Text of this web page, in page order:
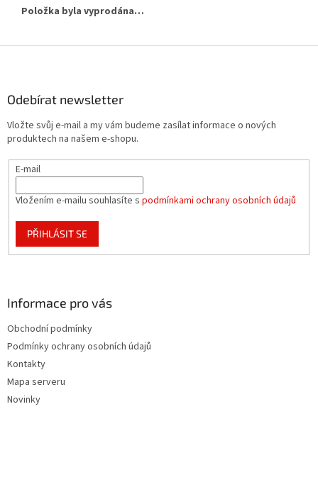
Položka byla vyprodána…
Odebírat newsletter
Vložte svůj e-mail a my vám budeme zasílat informace o nových
produktech na našem e-shopu.
E-mail
Vložením e-mailu souhlasíte s podmínkami ochrany osobních údajů
PŘIHLÁSIT SE
Informace pro vás
Obchodní podmínky
Podmínky ochrany osobních údajů
Kontakty
Mapa serveru
Novinky